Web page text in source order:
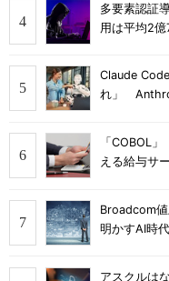
多要素認証
用は平均2
Claude
れ」
「COBOL
える給与サ
Broadcom
明かすAI時
アスクルは